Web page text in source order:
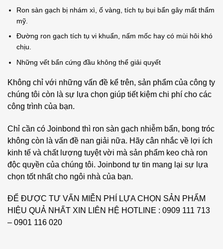
Ron sàn gạch bị nhám xì, ố vàng, tích tụ bụi bẩn gây mất thẩm
mỹ.
Đường ron gạch tích tụ vi khuẩn, nấm mốc hay có mùi hôi khó
chịu.
Những vết bẩn cứng đầu không thể giải quyết
Không chỉ với những vấn đề kể trên, sản phẩm của công ty
chúng tôi còn là sự lựa chọn giúp tiết kiệm chi phí cho các
công trình của bạn.
Chỉ cần có Joinbond thì ron sàn gạch nhiễm bẩn, bong tróc
không còn là vấn đề nan giải nữa. Hãy cân nhắc về lợi ích
kinh tế và chất lượng tuyệt vời mà sản phẩm keo chà ron
độc quyền của chúng tôi. Joinbond tự tin mang lại sự lựa
chọn tốt nhất cho ngôi nhà của bạn.
ĐỂ ĐƯỢC TƯ VẤN MIỄN PHÍ LỰA CHỌN SẢN PHẨM
HIỆU QUẢ NHẤT XIN LIÊN HỆ HOTLINE : 0909 111 713
– 0901 116 020